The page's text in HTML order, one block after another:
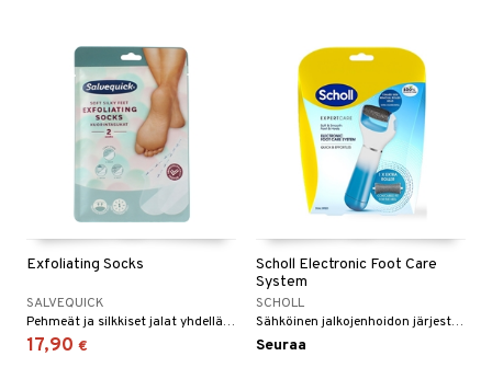
Exfoliating Socks
SALVEQUICK
Pehmeät ja silkkiset jalat yhdellä askeleella. Kuorivat sukat, jotka poistavat kuolleet ihosolut yhden käsittelyn jälkeen.
17,90 €
Scholl Electronic Foot Care
System
SCHOLL
Sähköinen jalkojenhoidon järjestelmä on moderni tapa poistaa kovettumia.
Seuraa